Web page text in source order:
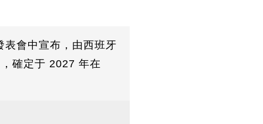
會中宣布，由西班牙
確定于 2027 年在